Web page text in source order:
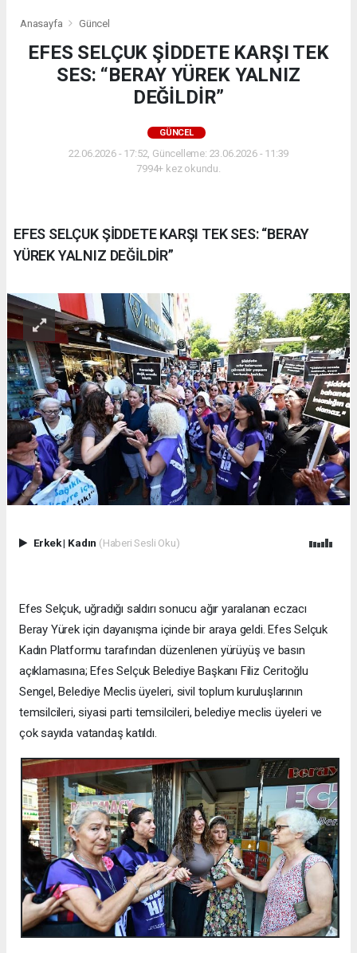
Anasayfa Güncel
EFES SELÇUK ŞİDDETE KARŞI TEK
SES: “BERAY YÜREK YALNIZ
DEĞİLDİR”
GÜNCEL
22.06.2026 - 17:52, Güncelleme: 23.06.2026 - 11:39
7994+ kez okundu.
EFES SELÇUK ŞİDDETE KARŞI TEK SES: “BERAY
YÜREK YALNIZ DEĞİLDİR”
Erkek| Kadın (Haberi Sesli Oku)
Efes Selçuk, uğradığı saldırı sonucu ağır yaralanan eczacı
Beray Yürek için dayanışma içinde bir araya geldi. Efes Selçuk
Kadın Platformu tarafından düzenlenen yürüyüş ve basın
açıklamasına; Efes Selçuk Belediye Başkanı Filiz Ceritoğlu
Sengel, Belediye Meclis üyeleri, sivil toplum kuruluşlarının
temsilcileri, siyasi parti temsilcileri, belediye meclis üyeleri ve
çok sayıda vatandaş katıldı.